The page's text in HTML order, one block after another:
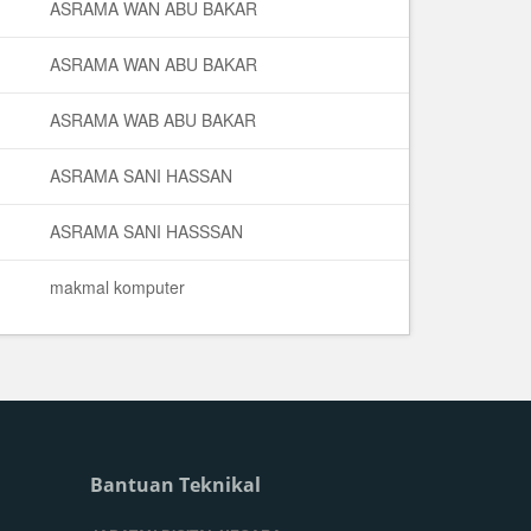
ASRAMA WAN ABU BAKAR
ASRAMA WAN ABU BAKAR
ASRAMA WAB ABU BAKAR
ASRAMA SANI HASSAN
ASRAMA SANI HASSSAN
makmal komputer
Bantuan Teknikal